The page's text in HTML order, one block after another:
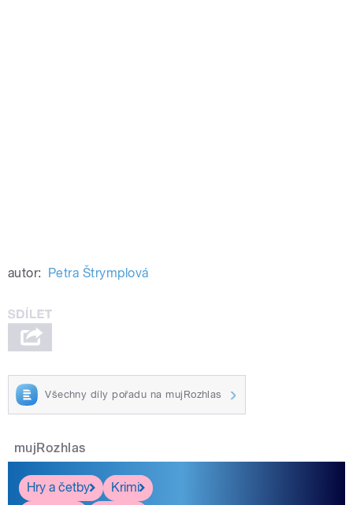
autor: Petra Štrymplová
Všechny díly pořadu na mujRozhlas
mujRozhlas
Hry a četby
Krimi